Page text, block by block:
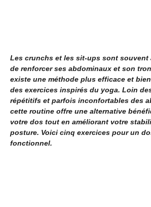
Les crunchs et les sit-ups sont souvent
de renforcer ses abdominaux et son
existe une méthode plus efficace et
des exercices inspirés du yoga. Loin
répétitifs et parfois inconfortables des
cette routine offre une alternative
votre dos tout en améliorant votre
posture. Voici cinq exercices pour un
fonctionnel.